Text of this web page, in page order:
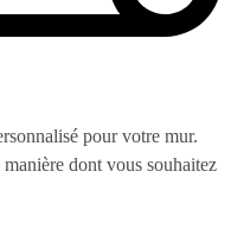
pour votre mur.
dont vous souhaitez